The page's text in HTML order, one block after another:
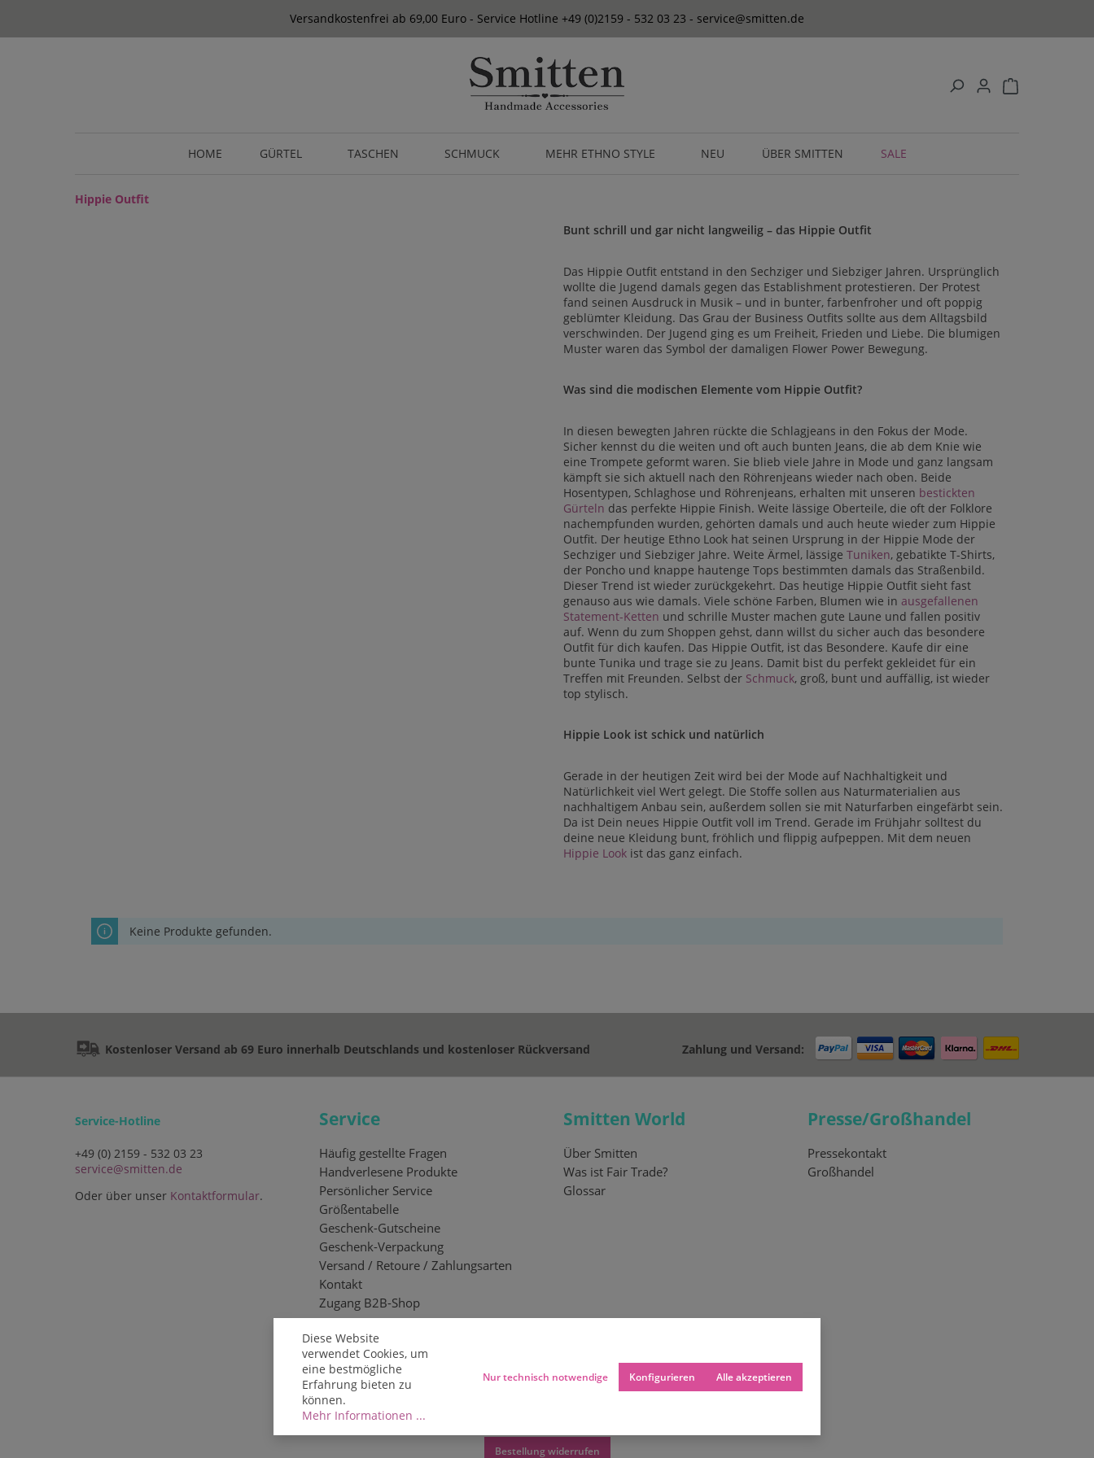
Versandkostenfrei ab 69,00 Euro - Service Hotline +49 (0)2159 - 532 03 23 - service@smitten.de
HOME GÜRTEL TASCHEN SCHMUCK MEHR ETHNO STYLE NEU ÜBER SMITTEN SALE
Hippie Outfit
Bunt schrill und gar nicht langweilig – das Hippie Outfit
Das Hippie Outfit entstand in den Sechziger und Siebziger Jahren. Ursprünglich
wollte die Jugend damals gegen das Establishment protestieren. Der Protest
fand seinen Ausdruck in Musik – und in bunter, farbenfroher und oft poppig
geblümter Kleidung. Das Grau der Business Outfits sollte aus dem Alltagsbild
verschwinden. Der Jugend ging es um Freiheit, Frieden und Liebe. Die blumigen
Muster waren das Symbol der damaligen Flower Power Bewegung.
Was sind die modischen Elemente vom Hippie Outfit?
In diesen bewegten Jahren rückte die Schlagjeans in den Fokus der Mode.
Sicher kennst du die weiten und oft auch bunten Jeans, die ab dem Knie wie
eine Trompete geformt waren. Sie blieb viele Jahre in Mode und ganz langsam
kämpft sie sich aktuell nach den Röhrenjeans wieder nach oben. Beide
Hosentypen, Schlaghose und Röhrenjeans, erhalten mit unseren bestickten
Gürteln das perfekte Hippie Finish. Weite lässige Oberteile, die oft der Folklore
nachempfunden wurden, gehörten damals und auch heute wieder zum Hippie
Outfit. Der heutige Ethno Look hat seinen Ursprung in der Hippie Mode der
Sechziger und Siebziger Jahre. Weite Ärmel, lässige Tuniken, gebatikte T-Shirts,
der Poncho und knappe hautenge Tops bestimmten damals das Straßenbild.
Dieser Trend ist wieder zurückgekehrt. Das heutige Hippie Outfit sieht fast
genauso aus wie damals. Viele schöne Farben, Blumen wie in ausgefallenen
Statement-Ketten und schrille Muster machen gute Laune und fallen positiv
auf. Wenn du zum Shoppen gehst, dann willst du sicher auch das besondere
Outfit für dich kaufen. Das Hippie Outfit, ist das Besondere. Kaufe dir eine
bunte Tunika und trage sie zu Jeans. Damit bist du perfekt gekleidet für ein
Treffen mit Freunden. Selbst der Schmuck, groß, bunt und auffällig, ist wieder
top stylisch.
Hippie Look ist schick und natürlich
Gerade in der heutigen Zeit wird bei der Mode auf Nachhaltigkeit und
Natürlichkeit viel Wert gelegt. Die Stoffe sollen aus Naturmaterialien aus
nachhaltigem Anbau sein, außerdem sollen sie mit Naturfarben eingefärbt sein.
Da ist Dein neues Hippie Outfit voll im Trend. Gerade im Frühjahr solltest du
deine neue Kleidung bunt, fröhlich und flippig aufpeppen. Mit dem neuen
Hippie Look ist das ganz einfach.
Keine Produkte gefunden.
Kostenloser Versand ab 69 Euro innerhalb Deutschlands und kostenloser Rückversand Zahlung und Versand:
Service-Hotline
+49 (0) 2159 - 532 03 23
service@smitten.de
Oder über unser Kontaktformular.
Service
Häufig gestellte Fragen
Handverlesene Produkte
Persönlicher Service
Größentabelle
Geschenk-Gutscheine
Geschenk-Verpackung
Versand / Retoure / Zahlungsarten
Kontakt
Zugang B2B-Shop
Smitten World
Über Smitten
Was ist Fair Trade?
Glossar
Presse/Großhandel
Pressekontakt
Großhandel
Bestellung widerrufen
Diese Website
verwendet Cookies, um
eine bestmögliche
Erfahrung bieten zu
können.
Mehr Informationen ...
Nur technisch notwendige Konfigurieren Alle akzeptieren